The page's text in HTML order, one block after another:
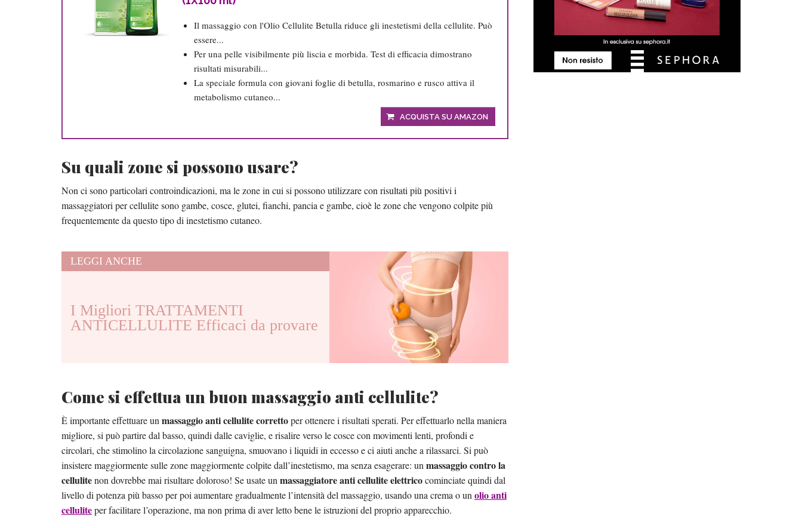
Il massaggio con l'Olio Cellulite Betulla riduce gli inestetismi della cellulite. Può
essere...
Per una pelle visibilmente più liscia e morbida. Test di efficacia dimostrano
risultati misurabili...
La speciale formula con giovani foglie di betulla, rosmarino e rusco attiva il
metabolismo cutaneo...
ACQUISTA SU AMAZON
Su quali zone si possono usare?
Non ci sono particolari controindicazioni, ma le zone in cui si possono utilizzare con risultati più positivi i
massaggiatori per cellulite sono gambe, cosce, glutei, fianchi, pancia e gambe, cioè le zone che vengono colpite più
frequentemente da questo tipo di inestetismo cutaneo.
LEGGI ANCHE
I Migliori TRATTAMENTI
ANTICELLULITE Efficaci da provare
Come si effettua un buon massaggio anti cellulite?
È importante effettuare un massaggio anti cellulite correttoper ottenere i risultati sperati. Per effettuarlo nella maniera
migliore, si può partire dal basso, quindi dalle caviglie, e risalire verso le cosce con movimenti lenti, profondi e
circolari, che stimolino la circolazione sanguigna, smuovano i liquidi in eccesso e ci aiuti anche a rilassarci. Si può
insistere maggiormente sulle zone maggiormente colpite dall’inestetismo, ma senza esagerare: un massaggio contro la
cellulitenon dovrebbe mai risultare doloroso! Se usate un massaggiatore anti cellulite elettricocominciate quindi dal
livello di potenza più basso per poi aumentare gradualmente l’intensità del massaggio, usando una crema o un olio anti
celluliteper facilitare l’operazione, ma non prima di aver letto bene le istruzioni del proprio apparecchio.